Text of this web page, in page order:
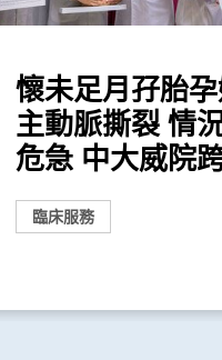
懷未足月孖胎
主動脈撕裂 情
危急 中大威院
臨床服務